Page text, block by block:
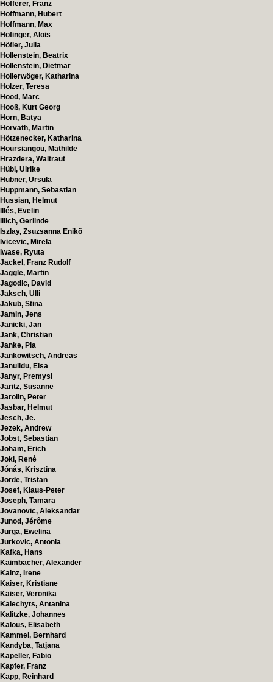
Hofferer, Franz
Hoffmann, Hubert
Hoffmann, Max
Hofinger, Alois
Höfler, Julia
Hollenstein, Beatrix
Hollenstein, Dietmar
Hollerwöger, Katharina
Holzer, Teresa
Hood, Marc
Hooß, Kurt Georg
Horn, Batya
Horvath, Martin
Hötzenecker, Katharina
Hoursiangou, Mathilde
Hrazdera, Waltraut
Hübl, Ulrike
Hübner, Ursula
Huppmann, Sebastian
Hussian, Helmut
Illés, Evelin
Illich, Gerlinde
Iszlay, Zsuzsanna Enikö
Ivicevic, Mirela
Iwase, Ryuta
Jackel, Franz Rudolf
Jäggle, Martin
Jagodic, David
Jaksch, Ulli
Jakub, Stina
Jamin, Jens
Janicki, Jan
Jank, Christian
Janke, Pia
Jankowitsch, Andreas
Janulidu, Elsa
Janyr, Premysl
Jaritz, Susanne
Jarolin, Peter
Jasbar, Helmut
Jesch, Je.
Jezek, Andrew
Jobst, Sebastian
Joham, Erich
Jokl, René
Jónás, Krisztina
Jorde, Tristan
Josef, Klaus-Peter
Joseph, Tamara
Jovanovic, Aleksandar
Junod, Jérôme
Jurga, Ewelina
Jurkovic, Antonia
Kafka, Hans
Kaimbacher, Alexander
Kainz, Irene
Kaiser, Kristiane
Kaiser, Veronika
Kalechyts, Antanina
Kalitzke, Johannes
Kalous, Elisabeth
Kammel, Bernhard
Kandyba, Tatjana
Kapeller, Fabio
Kapfer, Franz
Kapp, Reinhard